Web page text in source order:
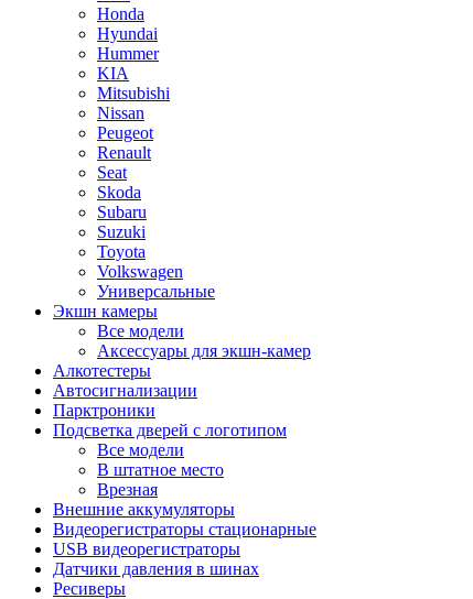
Honda
Hyundai
Hummer
KIA
Mitsubishi
Nissan
Peugeot
Renault
Seat
Skoda
Subaru
Suzuki
Toyota
Volkswagen
Универсальные
Экшн камеры
Все модели
Аксессуары для экшн-камер
Алкотестеры
Автосигнализации
Парктроники
Подсветка дверей с логотипом
Все модели
В штатное место
Врезная
Внешние аккумуляторы
Видеорегистраторы стационарные
USB видеорегистраторы
Датчики давления в шинах
Ресиверы